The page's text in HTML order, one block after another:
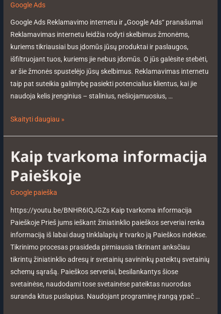
Google Ads
Google Ads Reklamavimo internetu ir „Google Ads“ pranašumai
Reklamavimas internetu leidžia rodyti skelbimus žmonėms,
kuriems tikriausiai bus įdomūs jūsų produktai ir paslaugos,
išfiltruojant tuos, kuriems jie nebus įdomūs. O jūs galėsite stebėti,
ar šie žmonės spustelėjo jūsų skelbimus. Reklamavimas internetu
taip pat suteikia galimybę pasiekti potencialius klientus, kai jie
naudoja kelis įrenginius – stalinius, nešiojamuosius, …
Skaityti daugiau »
Kaip tvarkoma informacija
Paieškoje
Google paieška
https://youtu.be/BNHR6IQJGZs Kaip tvarkoma informacija
Paieškoje Prieš jums ieškant žiniatinklio paieškos serveriai renka
informaciją iš labai daug tinklalapių ir tvarko ją Paieškos indekse.
Tikrinimo procesas prasideda pirmiausia tikrinant anksčiau
tikrintų žiniatinklio adresų ir svetainių savininkų pateiktų svetainių
schemų sąrašą. Paieškos serveriai, besilankantys šiose
svetainėse, naudodami tose svetainėse pateiktas nuorodas
suranda kitus puslapius. Naudojant programinę įrangą ypač …